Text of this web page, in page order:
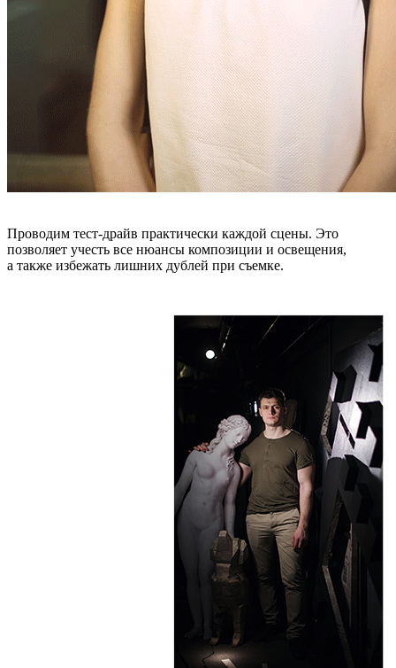
Проводим тест-драйв практически каждой сцены. Это
позволяет учесть все нюансы композиции и освещения,
а также избежать лишних дублей при съемке.